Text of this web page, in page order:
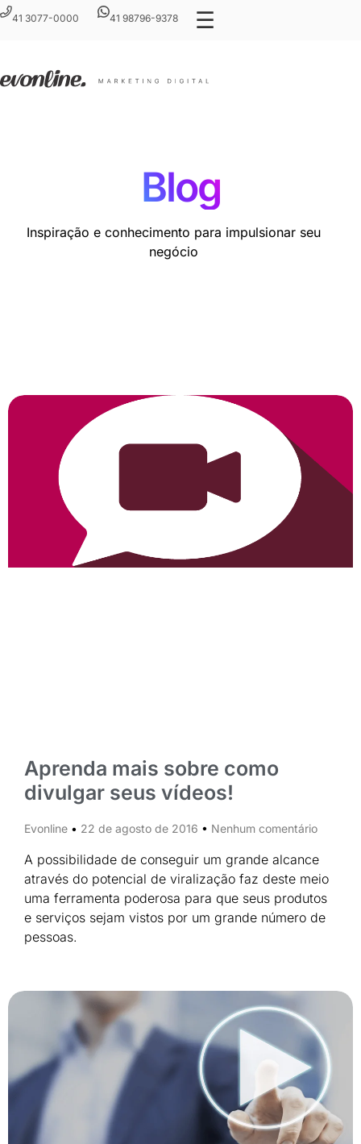
41 3077-0000 41 98796-9378 ☰
Blog
Inspiração e conhecimento para impulsionar seu
negócio
Aprenda mais sobre como
divulgar seus vídeos!
Evonline 22 de agosto de 2016 Nenhum comentário
A possibilidade de conseguir um grande alcance
através do potencial de viralização faz deste meio
uma ferramenta poderosa para que seus produtos
e serviços sejam vistos por um grande número de
pessoas.